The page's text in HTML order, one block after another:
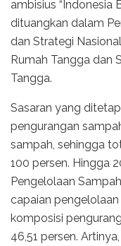
ambisius “Indonesia
dituangkan dalam
dan Strategi
Rumah Tangga dan
Tangga.
Sasaran yang
pengurangan
sampah, sehingga
100 persen. Hingga
Pengelolaan
capaian
komposisi
46,51 persen.